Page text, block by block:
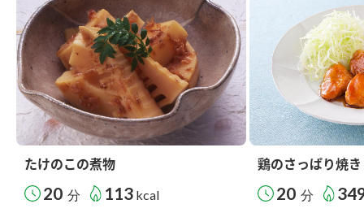
たけのこの煮物
20 分 113 kcal
鶏のさっぱり焼き
20 分